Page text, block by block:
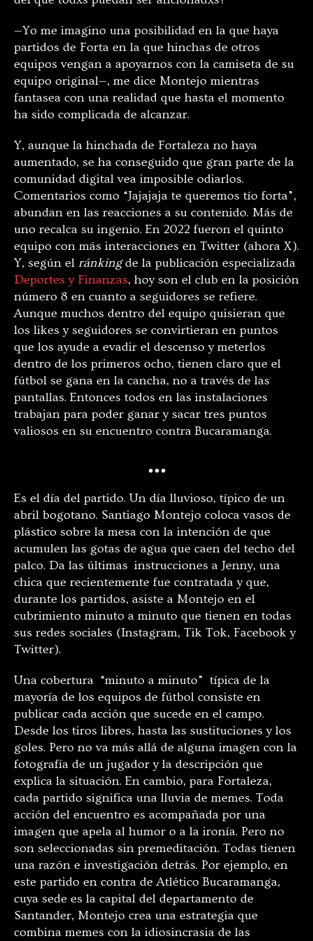
—Yo me imagino una posibilidad en la que haya
partidos de Forta en la que hinchas de otros
equipos vengan a apoyarnos con la camiseta de su
equipo original—, me dice Montejo mientras
fantasea con una realidad que hasta el momento
ha sido complicada de alcanzar.
Y, aunque la hinchada de Fortaleza no haya
aumentado, se ha conseguido que gran parte de la
comunidad digital vea imposible odiarlos.
Comentarios como “Jajajaja te queremos tío forta”,
abundan en las reacciones a su contenido. Más de
uno recalca su ingenio. En 2022 fueron el quinto
equipo con más interacciones en Twitter (ahora X).
Y, según el ránkingde la publicación especializada
Deportes y Finanzas, hoy son el club en la posición
número 8 en cuanto a seguidores se refiere.
Aunque muchos dentro del equipo quisieran que
los likes y seguidores se convirtieran en puntos
que los ayude a evadir el descenso y meterlos
dentro de los primeros ocho, tienen claro que el
fútbol se gana en la cancha, no a través de las
pantallas. Entonces todos en las instalaciones
trabajan para poder ganar y sacar tres puntos
valiosos en su encuentro contra Bucaramanga.
…
Es el día del partido. Un día lluvioso, típico de un
abril bogotano. Santiago Montejo coloca vasos de
plástico sobre la mesa con la intención de que
acumulen las gotas de agua que caen del techo del
palco. Da las últimas instrucciones a Jenny, una
chica que recientemente fue contratada y que,
durante los partidos, asiste a Montejo en el
cubrimiento minuto a minuto que tienen en todas
sus redes sociales (Instagram, Tik Tok, Facebook y
Twitter).
Una cobertura “minuto a minuto” típica de la
mayoría de los equipos de fútbol consiste en
publicar cada acción que sucede en el campo.
Desde los tiros libres, hasta las sustituciones y los
goles. Pero no va más allá de alguna imagen con la
fotografía de un jugador y la descripción que
explica la situación. En cambio, para Fortaleza,
cada partido significa una lluvia de memes. Toda
acción del encuentro es acompañada por una
imagen que apela al humor o a la ironía. Pero no
son seleccionadas sin premeditación. Todas tienen
una razón e investigación detrás. Por ejemplo, en
este partido en contra de Atlético Bucaramanga,
cuya sede es la capital del departamento de
Santander, Montejo crea una estrategia que
combina memes con la idiosincrasia de las